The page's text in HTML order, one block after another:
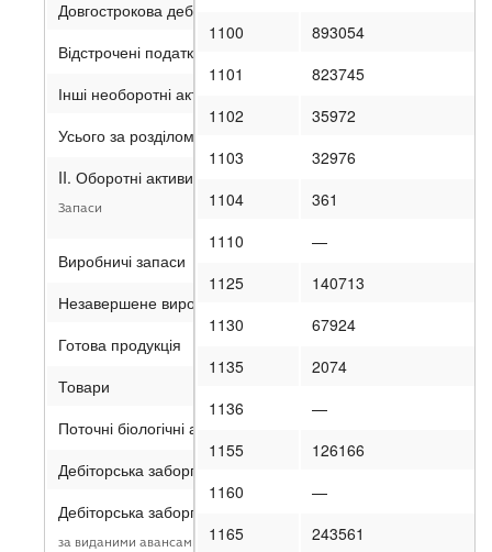
1100
893054
1101
823745
1102
35972
1103
32976
1104
361
1110
—
1125
140713
1130
67924
1135
2074
1136
—
1155
126166
1160
—
1165
243561
Довгострокова дебіторська заборгованість
Відстрочені податкові активи
Інші необоротні активи
Усього за розділом I
II. Оборотні активи
Запаси
Виробничі запаси
Незавершене виробництво
Готова продукція
Товари
Поточні біологічні активи
Дебіторська заборгованість за продукцію, товари, роботи,
Дебіторська заборгованість за розрахунками:
за виданими авансами